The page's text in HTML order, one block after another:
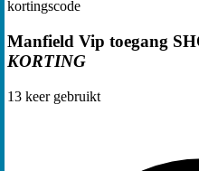
kortingscode
Manfield Vip toegang
KORTING
13 keer gebruikt